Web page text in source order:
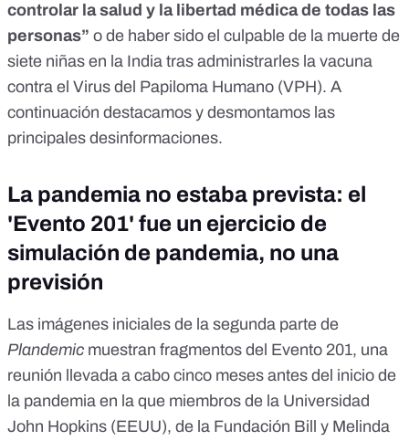
controlar la salud y la libertad médica de todas las
personas” o de haber sido el culpable de la muerte de
siete niñas en la India tras administrarles la vacuna
contra el Virus del Papiloma Humano (VPH). A
continuación destacamos y desmontamos las
principales desinformaciones.
La pandemia no estaba prevista: el
'Evento 201' fue un ejercicio de
simulación de pandemia, no una
previsión
Las imágenes iniciales de la segunda parte de
Plandemic muestran fragmentos del Evento 201, una
reunión llevada a cabo cinco meses antes del inicio de
la pandemia en la que miembros de la Universidad
John Hopkins (EEUU), de la Fundación Bill y Melinda